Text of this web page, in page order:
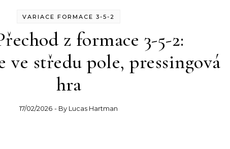
VARIACE FORMACE 3-5-2
z formace 3-5-2:
ve středu pole, pressingová
hra
17/02/2026 - By Lucas Hartman